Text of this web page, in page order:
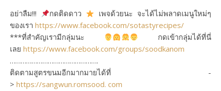
อย่าลืม!!!
กดติดดาว
เพจด้วยนะ จะได้ไม่พลาดเมนูใหม่ๆ
ของเรา https://www.facebook.com/sotastyrecipes/
***ที่สำคัญเรามีกลุ่มนะ
กดเข้ากลุ่มได้ที่นี่
เลย https://www.facebook.com/groups/soodkanom
………………………………………….
ติดตามสูตรขนมอีกมากมายได้ที่ -
> https://sangwun.romsood. com